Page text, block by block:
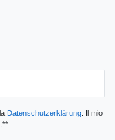
Daten­schutz­erklärung. Il mio